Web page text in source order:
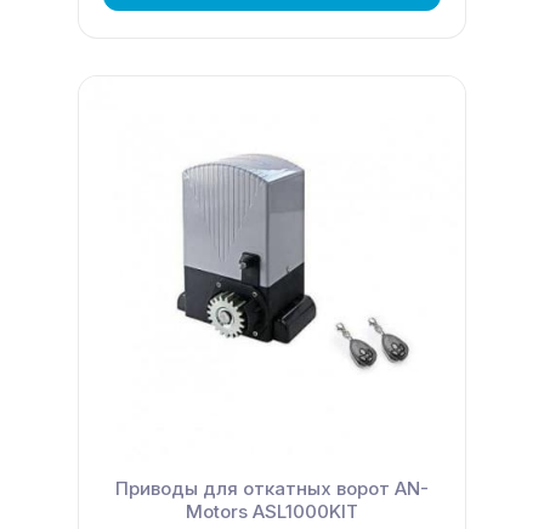
Приводы для откатных ворот AN-
Motors ASL1000KIT